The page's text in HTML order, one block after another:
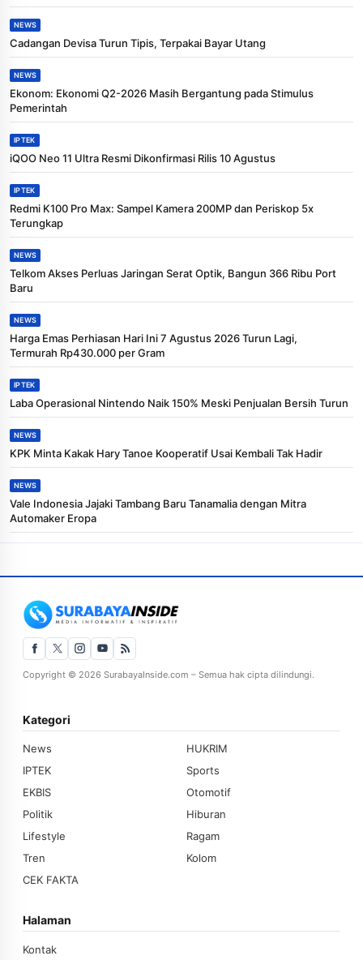
NEWS
Cadangan Devisa Turun Tipis, Terpakai Bayar Utang
NEWS
Ekonom: Ekonomi Q2-2026 Masih Bergantung pada Stimulus
Pemerintah
IPTEK
iQOO Neo 11 Ultra Resmi Dikonfirmasi Rilis 10 Agustus
IPTEK
Redmi K100 Pro Max: Sampel Kamera 200MP dan Periskop 5x
Terungkap
NEWS
Telkom Akses Perluas Jaringan Serat Optik, Bangun 366 Ribu Port
Baru
NEWS
Harga Emas Perhiasan Hari Ini 7 Agustus 2026 Turun Lagi,
Termurah Rp430.000 per Gram
IPTEK
Laba Operasional Nintendo Naik 150% Meski Penjualan Bersih Turun
NEWS
KPK Minta Kakak Hary Tanoe Kooperatif Usai Kembali Tak Hadir
NEWS
Vale Indonesia Jajaki Tambang Baru Tanamalia dengan Mitra
Automaker Eropa
Copyright © 2026 SurabayaInside.com – Semua hak cipta dilindungi.
Kategori
News
HUKRIM
IPTEK
Sports
EKBIS
Otomotif
Politik
Hiburan
Lifestyle
Ragam
Tren
Kolom
CEK FAKTA
Halaman
Kontak